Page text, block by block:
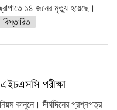
১৪ জনের মৃত্যু হয়েছে।
বিস্তারিত
পরীক্ষা
কানুনে। দীর্ঘদিনের প্রশ্নপত্র